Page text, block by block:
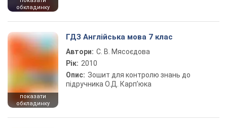
обкладинку
показати
обкладинку
ГДЗ Англійська мова 7 клас
Автори: С. В. Мясоєдова
Рік: 2010
Опис: Зошит для контролю знань до
підручника О.Д. Карп’юка